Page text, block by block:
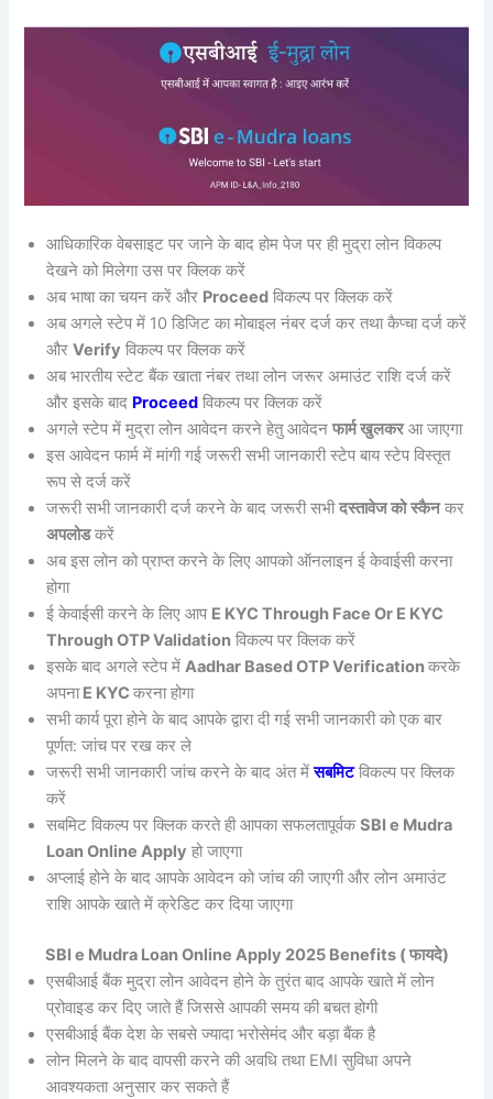
आधिकारिक वेबसाइट पर जाने के बाद होम पेज पर ही मुद्रा लोन विकल्प
देखने को मिलेगा उस पर क्लिक करें
अब भाषा का चयन करें और Proceed विकल्प पर क्लिक करें
अब अगले स्टेप में 10 डिजिट का मोबाइल नंबर दर्ज कर तथा कैप्चा दर्ज करें
औरVerify विकल्प पर क्लिक करें
अब भारतीय स्टेट बैंक खाता नंबर तथा लोन जरूर अमाउंट राशि दर्ज करें
और इसके बाद Proceed विकल्प पर क्लिक करें
अगले स्टेप में मुद्रा लोन आवेदन करने हेतु आवेदनफार्म खुलकरआ जाएगा
इस आवेदन फार्म में मांगी गई जरूरी सभी जानकारी स्टेप बाय स्टेप विस्तृत
रूप से दर्ज करें
जरूरी सभी जानकारी दर्ज करने के बाद जरूरी सभीदस्तावेज को स्कैनकर
अपलोडकरें
अब इस लोन को प्राप्त करने के लिए आपको ऑनलाइन ई केवाईसी करना
होगा
ई केवाईसी करने के लिए आप E KYC Through Face Or E KYC
Through OTP Validation विकल्प पर क्लिक करें
इसके बाद अगले स्टेप मेंAadhar Based OTP Verificationकरके
अपनाE KYCकरना होगा
सभी कार्य पूरा होने के बाद आपके द्वारा दी गई सभी जानकारी को एक बार
पूर्णत: जांच पर रख कर ले
जरूरी सभी जानकारी जांच करने के बाद अंत मेंसबमिटविकल्प पर क्लिक
करें
सबमिट विकल्प पर क्लिक करते ही आपका सफलतापूर्वकSBI e Mudra
Loan Online Apply हो जाएगा
अप्लाई होने के बाद आपके आवेदन को जांच की जाएगी और लोन अमाउंट
राशि आपके खाते में क्रेडिट कर दिया जाएगा
SBI e Mudra Loan Online Apply 2025 Benefits ( फायदे)
एसबीआई बैंक मुद्रा लोन आवेदन होने के तुरंत बाद आपके खाते में लोन
प्रोवाइड कर दिए जाते हैं जिससे आपकी समय की बचत होगी
एसबीआई बैंक देश के सबसे ज्यादा भरोसेमंद और बड़ा बैंक है
लोन मिलने के बाद वापसी करने की अवधि तथा EMI सुविधा अपने
आवश्यकता अनुसार कर सकते हैं